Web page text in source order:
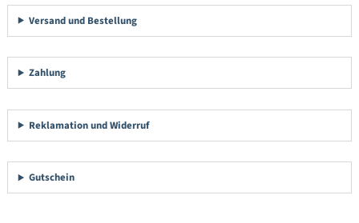
Versand und Bestellung
Zahlung
Reklamation und Widerruf
Gutschein